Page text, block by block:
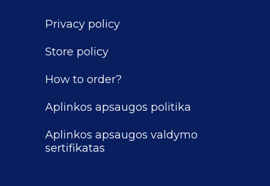
Privacy policy
Store policy
How to order?
Aplinkos apsaugos politika
Aplinkos apsaugos valdymo
sertifikatas